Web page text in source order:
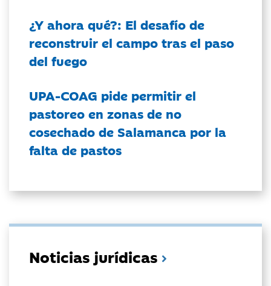
¿Y ahora qué?: El desafío de
reconstruir el campo tras el paso
del fuego
UPA-COAG pide permitir el
pastoreo en zonas de no
cosechado de Salamanca por la
falta de pastos
Noticias jurídicas